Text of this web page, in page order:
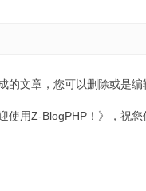
的文章，您可以删除或是编
使用Z-BlogPHP！》，祝